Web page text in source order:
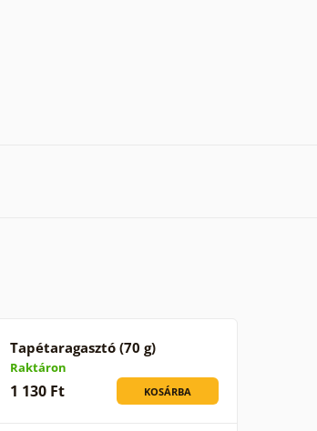
Tapétaragasztó (70 g)
Raktáron
1 130 Ft KOSÁRBA